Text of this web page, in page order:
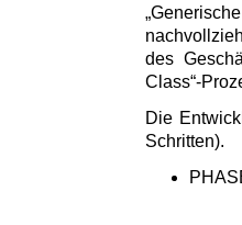
des
Class“-
Die
Schritten).